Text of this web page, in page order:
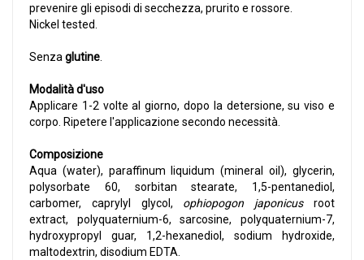
prevenire gli episodi di secchezza, prurito e rossore.
Nickel tested.
Senzaglutine.
Modalità d'uso
Applicare 1-2 volte al giorno, dopo la detersione, su viso e
corpo. Ripetere l'applicazione secondo necessità.
Composizione
Aqua (water), paraffinum liquidum (mineral oil), glycerin,
polysorbate 60, sorbitan stearate, 1,5-pentanediol,
carbomer, caprylyl glycol, ophiopogon japonicusroot
extract, polyquaternium-6, sarcosine, polyquaternium-7,
hydroxypropyl guar, 1,2-hexanediol, sodium hydroxide,
maltodextrin, disodium EDTA.